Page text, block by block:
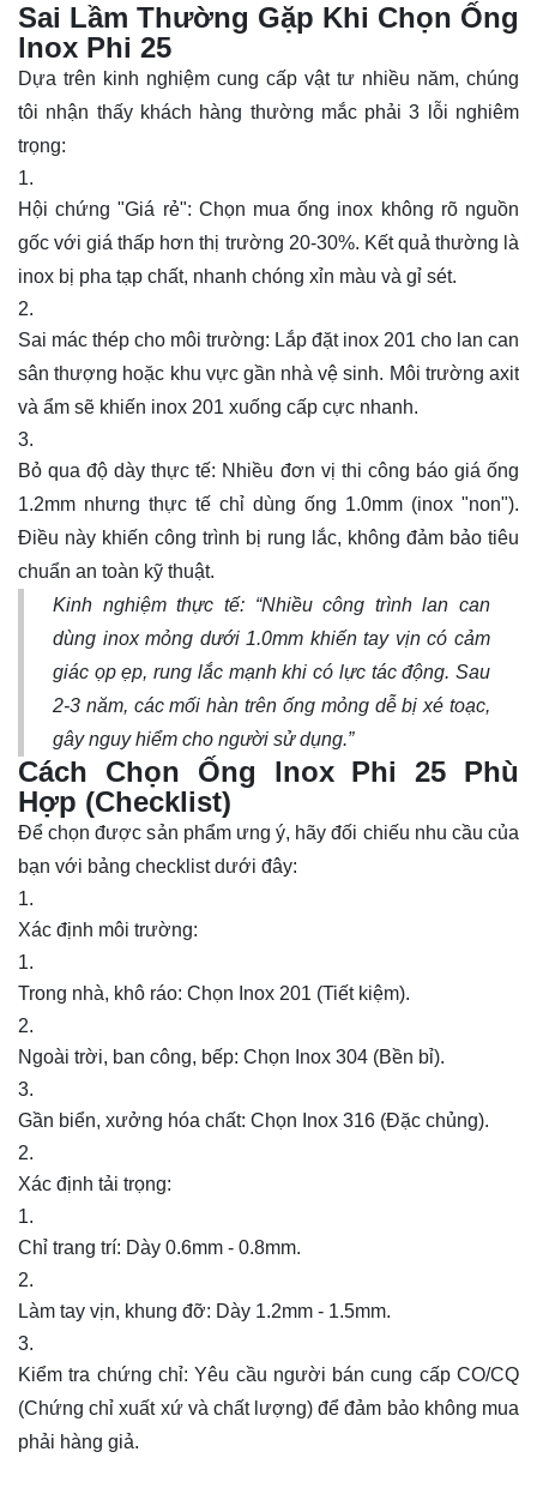
Sai Lầm Thường Gặp Khi Chọn Ống
lnox Phi 25
Dựa trên kinh nghiệm cung cấp vật tư nhiều năm, chúng
tôi nhận thấy khách hàng thường mắc phải 3 lỗi nghiêm
trọng:
Hội chứng "Giá rẻ": Chọn mua ống inox không rõ nguồn
gốc với giá thấp hơn thị trường 20-30%. Kết quả thường là
inox bị pha tạp chất, nhanh chóng xỉn màu và gỉ sét.
Sai mác thép cho môi trường: Lắp đặt inox 201 cho lan can
sân thượng hoặc khu vực gần nhà vệ sinh. Môi trường axit
và ẩm sẽ khiến inox 201 xuống cấp cực nhanh.
Bỏ qua độ dày thực tế: Nhiều đơn vị thi công báo giá ống
1.2mm nhưng thực tế chỉ dùng ống 1.0mm (inox "non").
Điều này khiến công trình bị rung lắc, không đảm bảo tiêu
chuẩn an toàn kỹ thuật.
Kinh nghiệm thực tế: “Nhiều công trình lan can
dùng inox mỏng dưới 1.0mm khiến tay vịn có cảm
giác ọp ẹp, rung lắc mạnh khi có lực tác động. Sau
2-3 năm, các mối hàn trên ống mỏng dễ bị xé toạc,
gây nguy hiểm cho người sử dụng.”
Cách Chọn Ống lnox Phi 25 Phù
Hợp (Checklist)
Để chọn được sản phẩm ưng ý, hãy đối chiếu nhu cầu của
bạn với bảng checklist dưới đây:
Xác định môi trường:
Trong nhà, khô ráo: Chọn Inox 201 (Tiết kiệm).
Ngoài trời, ban công, bếp: Chọn Inox 304 (Bền bỉ).
Gần biển, xưởng hóa chất: Chọn Inox 316 (Đặc chủng).
Xác định tải trọng:
Chỉ trang trí: Dày 0.6mm - 0.8mm.
Làm tay vịn, khung đỡ: Dày 1.2mm - 1.5mm.
Kiểm tra chứng chỉ: Yêu cầu người bán cung cấp CO/CQ
(Chứng chỉ xuất xứ và chất lượng) để đảm bảo không mua
phải hàng giả.